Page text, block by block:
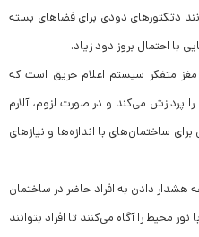
دتکتورهای دودی برای فضاهای بسته
با احتمال بروز دود زیاد.
متفکر سیستم اعلام حریق است که
پردازش می‌کند و در صورت لزوم، آلارم
ساختمان‌های با اندازه‌ها و نیازهای
دادن به افراد حاضر در ساختمان
نور محیط را آگاه می‌کنند تا افراد بتوانند